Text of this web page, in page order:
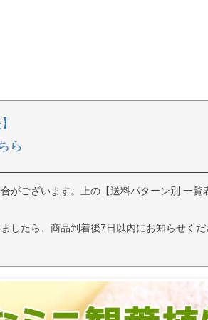
ら
がございます。上の【送料パターン別 一覧
したら、商品到着後7日以内にお知らせくだ